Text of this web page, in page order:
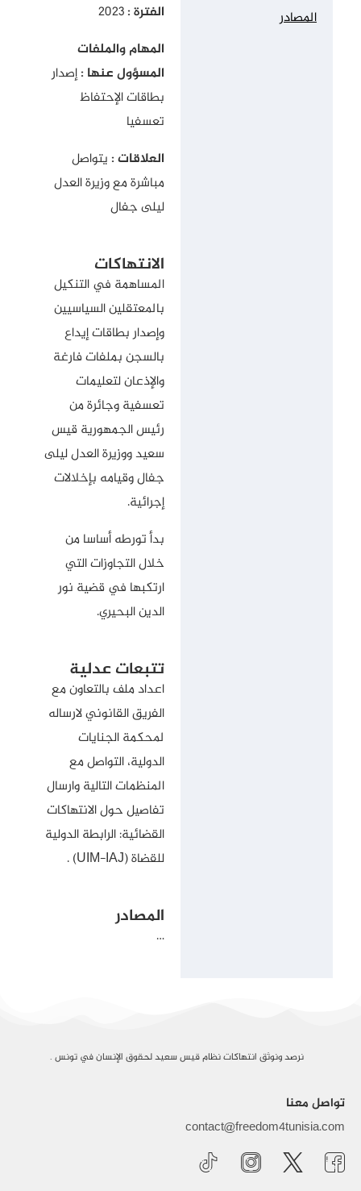
المصادر
الفترة :
المهام والملفات
المسؤول عنها :إصدار
بطاقات الإحتفاظ
تعسفيا
العلاقات :يتواصل
مباشرة مع وزيرة العدل
ليلى جفال
الانتهاكات
المساهمة في التنكيل
بالمعتقلين السياسيين
وإصدار بطاقات إيداع
بالسجن بملفات فارغة
والإذعان لتعليمات
تعسفية وجائرة من
رئيس الجمهورية قيس
سعيد ووزيرة العدل ليلى
جفال وقيامه بإخلالات
إجرائية.
بدأ تورطه أساسا من
خلال التجاوزات التي
ارتكبها في قضية نور
الدين البحيري.
تتبعات عدلية
اعداد ملف بالتعاون مع
الفريق القانوني لارساله
لمحكمة الجنايات
الدولية، التواصل مع
المنظمات التالية وارسال
تفاصيل حول الانتهاكات
القضائية: الرابطة الدولية
للقضاة (UIM-IAJ) .
المصادر
…
نرصد ونوثق انتهاكات نظام قيس سعيد لحقوق الإنسان في تونس .
تواصل معنا
contact@freedom4tunisia.com